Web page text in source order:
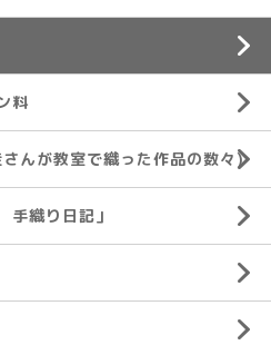
料
んが教室で織った作品の数々)
織り日記」